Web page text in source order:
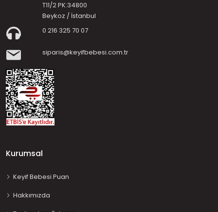
T11/2 PK:34800
Beykoz / İstanbul
0 216 325 70 07
siparis@keyifbebesi.com.tr
Kurumsal
Keyif Bebesi Puan
Hakkımızda